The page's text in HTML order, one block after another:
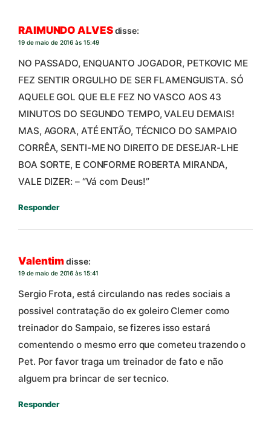
RAIMUNDO ALVESdisse:
19 de maio de 2016 às 15:49
NO PASSADO, ENQUANTO JOGADOR, PETKOVIC ME
FEZ SENTIR ORGULHO DE SER FLAMENGUISTA. SÓ
AQUELE GOL QUE ELE FEZ NO VASCO AOS 43
MINUTOS DO SEGUNDO TEMPO, VALEU DEMAIS!
MAS, AGORA, ATÉ ENTÃO, TÉCNICO DO SAMPAIO
CORRÊA, SENTI-ME NO DIREITO DE DESEJAR-LHE
BOA SORTE, E CONFORME ROBERTA MIRANDA,
VALE DIZER: – “Vá com Deus!”
Responder
Valentimdisse:
19 de maio de 2016 às 15:41
Sergio Frota, está circulando nas redes sociais a
possivel contratação do ex goleiro Clemer como
treinador do Sampaio, se fizeres isso estará
comentendo o mesmo erro que cometeu trazendo o
Pet. Por favor traga um treinador de fato e não
alguem pra brincar de ser tecnico.
Responder